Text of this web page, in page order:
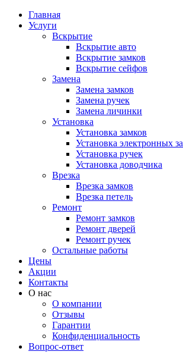
Главная
Услуги
Вскрытие
Вскрытие авто
Вскрытие замков
Вскрытие сейфов
Замена
Замена замков
Замена ручек
Замена личинки
Установка
Установка замков
Установка электронных
Установка ручек
Установка доводчика
Врезка
Врезка замков
Врезка петель
Ремонт
Ремонт замков
Ремонт дверей
Ремонт ручек
Остальные работы
Цены
Акции
Контакты
О нас
О компании
Отзывы
Гарантии
Конфиденциальность
Вопрос-ответ